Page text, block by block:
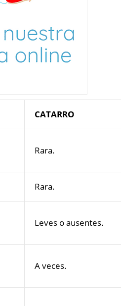
CATARRO
Rara.
Rara.
Leves o ausentes.
A veces.